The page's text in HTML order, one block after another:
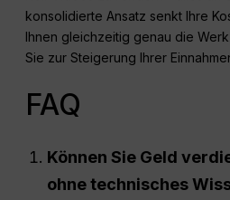
konsolidierte Ansatz senkt Ihre
Ihnen gleichzeitig genau die
Sie zur Steigerung Ihrer
FAQ
Können Sie Geld
ohne technisches